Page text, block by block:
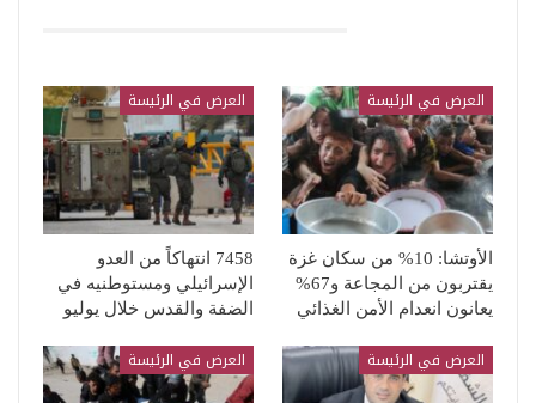
العرض في الرئيسة
الأوتشا: 10% من سكان غزة
يقتربون من المجاعة و67%
يعانون انعدام الأمن الغذائي
العرض في الرئيسة
7458 انتهاكاً من العدو
الإسرائيلي ومستوطنيه في
الضفة والقدس خلال يوليو
العرض في الرئيسة العرض في الرئيسة